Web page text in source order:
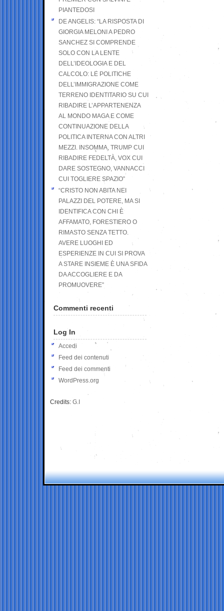
PIANTEDOSI
DE ANGELIS: “LA RISPOSTA DI
GIORGIA MELONI A PEDRO
SANCHEZ SI COMPRENDE
SOLO CON LA LENTE
DELL’IDEOLOGIA E DEL
CALCOLO: LE POLITICHE
DELL’IMMIGRAZIONE COME
TERRENO IDENTITARIO SU CUI
RIBADIRE L’APPARTENENZA
AL MONDO MAGA E COME
CONTINUAZIONE DELLA
POLITICA INTERNA CON ALTRI
MEZZI. INSOMMA, TRUMP CUI
RIBADIRE FEDELTÀ, VOX CUI
DARE SOSTEGNO, VANNACCI
CUI TOGLIERE SPAZIO”
“CRISTO NON ABITA NEI
PALAZZI DEL POTERE, MA SI
IDENTIFICA CON CHI È
AFFAMATO, FORESTIERO O
RIMASTO SENZA TETTO.
AVERE LUOGHI ED
ESPERIENZE IN CUI SI PROVA
A STARE INSIEME È UNA SFIDA
DA ACCOGLIERE E DA
PROMUOVERE”
Commenti recenti
Log In
Accedi
Feed dei contenuti
Feed dei commenti
WordPress.org
Credits: G.I